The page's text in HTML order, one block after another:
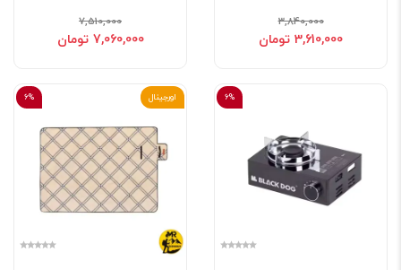
3,840,000
3,610,000 تومان
7,510,000
7,060,000 تومان
6%
6% اورجینال